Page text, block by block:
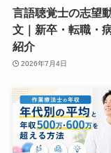
言語聴覚士の志望
文｜新卒・転職・
紹介
2026年7月4日